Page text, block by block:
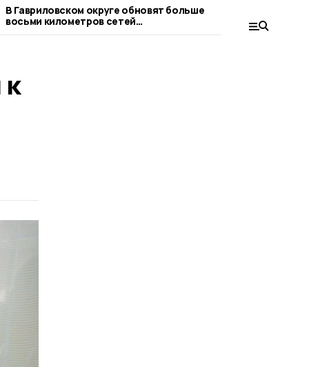
В Гавриловском округе обновят больше
восьми километров сетей
водоснабжения
ограждение